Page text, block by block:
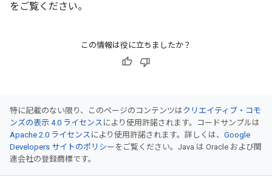
をご覧ください。
この情報は役に立ちましたか？
特に記載のない限り、このページのコンテンツはクリエイティブ・コモ
ンズの表示 4.0 ライセンス により使用許諾されます。コードサンプルは
Apache 2.0 ライセンス により使用許諾されます。詳しくは、 Google
Developers サイトのポリシー をご覧ください。Java は Oracle および関
連会社の登録商標です。